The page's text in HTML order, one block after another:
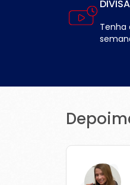
Tenha